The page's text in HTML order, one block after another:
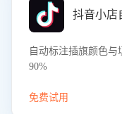
抖音小店
自动标注插旗颜色
90%
免费试用